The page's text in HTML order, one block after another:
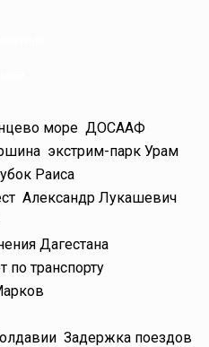
море ДОСААФ
экстрим-парк Урам
Раиса
Александр Лукашевич
Дагестана
по транспорту
Задержка поездов